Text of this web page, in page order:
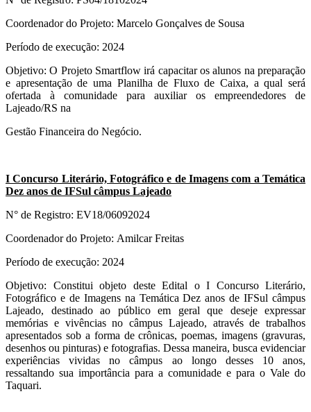
Coordenador do Projeto: Marcelo Gonçalves de Sousa
Período de execução: 2024
Objetivo: O Projeto Smartflow irá capacitar os alunos na preparação
e apresentação de uma Planilha de Fluxo de Caixa, a qual será
ofertada à comunidade para auxiliar os empreendedores de
Lajeado/RS na
Gestão Financeira do Negócio.
I Concurso Literário, Fotográfico e de Imagens com a Temática
Dez anos de IFSul câmpus Lajeado
N° de Registro: EV18/06092024
Coordenador do Projeto: Amilcar Freitas
Período de execução: 2024
Objetivo: Constitui objeto deste Edital o I Concurso Literário,
Fotográfico e de Imagens na Temática Dez anos de IFSul câmpus
Lajeado, destinado ao público em geral que deseje expressar
memórias e vivências no câmpus Lajeado, através de trabalhos
apresentados sob a forma de crônicas, poemas, imagens (gravuras,
desenhos ou pinturas) e fotografias. Dessa maneira, busca evidenciar
experiências vividas no câmpus ao longo desses 10 anos,
ressaltando sua importância para a comunidade e para o Vale do
Taquari.